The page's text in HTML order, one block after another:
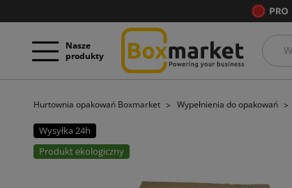
Nasze
produkty
Hurtownia opakowań Boxmarket Wypełnienia do opakowań
Wysyłka 24h
Produkt ekologiczny